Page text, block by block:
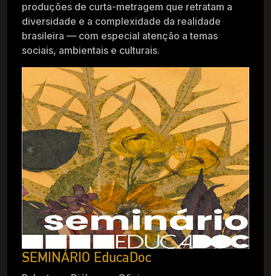
produções de curta-metragem que retratam a
diversidade e a complexidade da realidade
brasileira — com especial atenção a temas
sociais, ambientais e culturais.
SEMINÁRIO EducaDoc